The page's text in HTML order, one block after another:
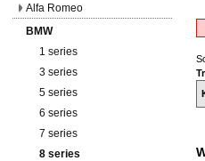
Alfa Romeo
BMW
1 series
3 series
5 series
6 series
7 series
8 series